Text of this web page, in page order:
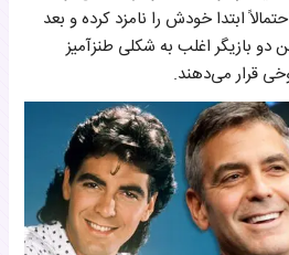
ابتدا خودش را نامزد کرده و بعد
دو بازیگر اغلب به شکلی طنزآمیز
قرار می‌دهند.